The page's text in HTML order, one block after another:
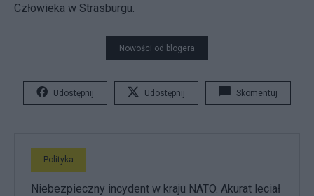
Człowieka w Strasburgu.
Nowości od blogera
Udostępnij Udostępnij Skomentuj
Polityka
Niebezpieczny incydent w kraju NATO. Akurat leciał